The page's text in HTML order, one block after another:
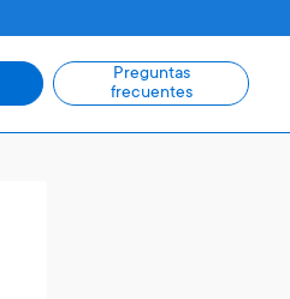
Preguntas
frecuentes